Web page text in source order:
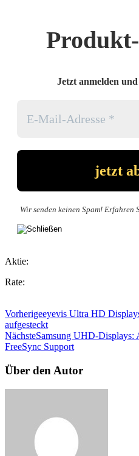
Jetzt anmelden
Wir senden keinen Spam! Erfahren
Aktie:
Rate:
Vorherigeeyevis Ultra HD
aufgesteckt
NächsteSamsung UHD-Displays:
FreeSync Support
Über den Autor